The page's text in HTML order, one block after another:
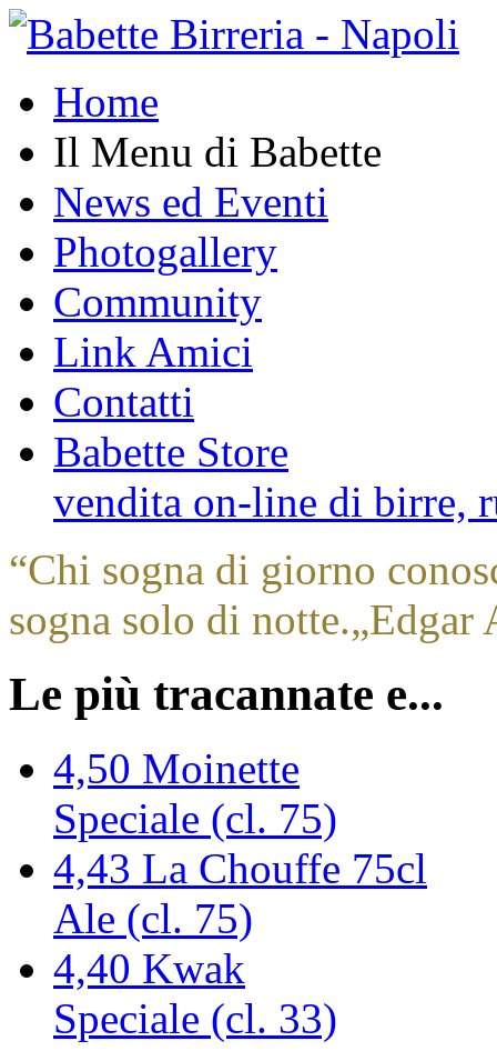
Home
Il Menu di Babette
News ed Eventi
Photogallery
Community
Link Amici
Contatti
Babette Store
vendita on-line di birre,
“Chi sogna di giorno
sogna solo di notte.„Edgar
Le più tracannate e...
4,50 Moinette
Speciale (cl. 75)
4,43 La Chouffe 75cl
Ale (cl. 75)
4,40 Kwak
Speciale (cl. 33)